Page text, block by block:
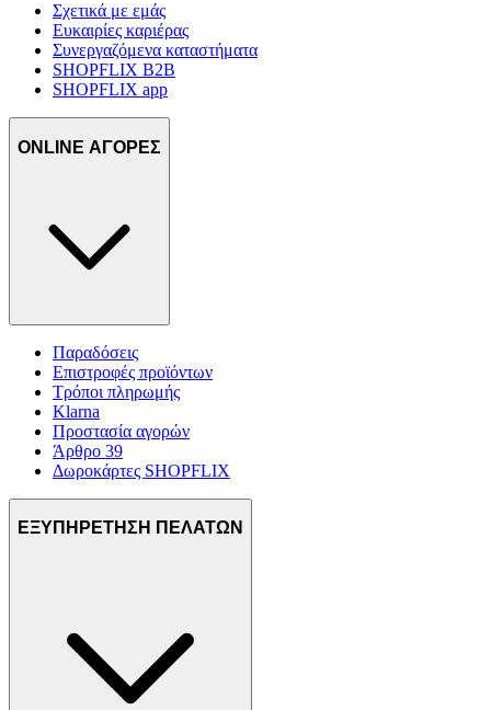
Σχετικά με εμάς
Ευκαιρίες καριέρας
Συνεργαζόμενα καταστήματα
SHOPFLIX B2B
SHOPFLIX app
ONLINE ΑΓΟΡΕΣ
Παραδόσεις
Επιστροφές προϊόντων
Τρόποι πληρωμής
Klarna
Προστασία αγορών
Άρθρο 39
Δωροκάρτες SHOPFLIX
ΕΞΥΠΗΡΕΤΗΣΗ ΠΕΛΑΤΩΝ